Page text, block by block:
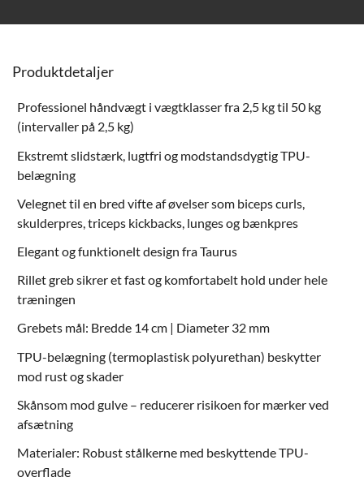
Produktdetaljer
Professionel håndvægt i vægtklasser fra 2,5 kg til 50 kg
(intervaller på 2,5 kg)
Ekstremt slidstærk, lugtfri og modstandsdygtig TPU-
belægning
Velegnet til en bred vifte af øvelser som biceps curls,
skulderpres, triceps kickbacks, lunges og bænkpres
Elegant og funktionelt design fra Taurus
Rillet greb sikrer et fast og komfortabelt hold under hele
træningen
Grebets mål: Bredde 14 cm | Diameter 32 mm
TPU-belægning (termoplastisk polyurethan) beskytter
mod rust og skader
Skånsom mod gulve – reducerer risikoen for mærker ved
afsætning
Materialer: Robust stålkerne med beskyttende TPU-
overflade